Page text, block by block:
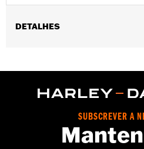
DETALHES
Upright P/N 52723-06A, Premium
Upright P/N 52300257 or
Bar Upright 52300415 and
Bar Uprights. Pad height 8.0"
SUBSCREVER A